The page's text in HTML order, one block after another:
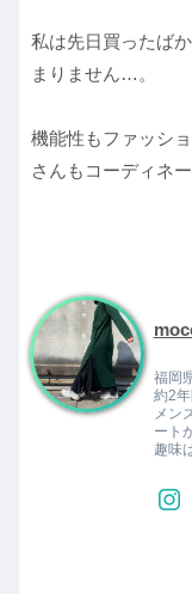
私は先日買ったば
まりません…。
機能性もファッシ
さんもコーディネ
福岡
約2
メン
ート
趣味